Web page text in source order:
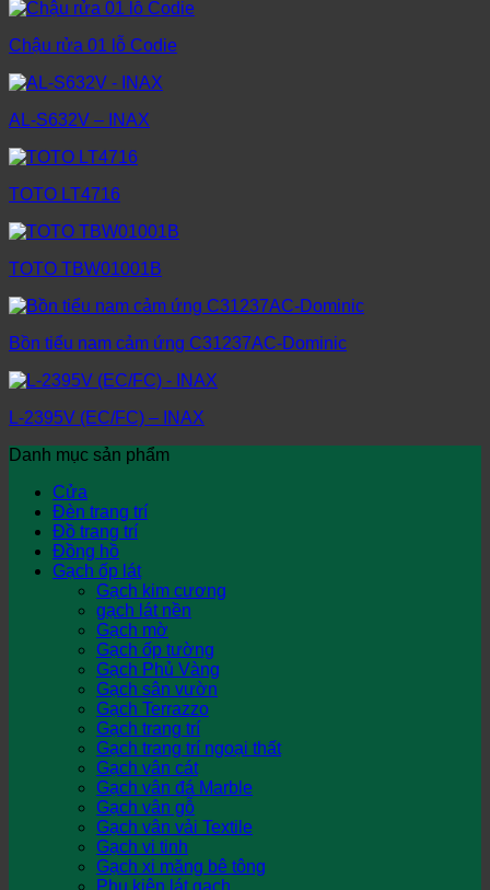
Chậu rửa 01 lỗ Codie
AL-S632V – INAX
TOTO LT4716
TOTO TBW01001B
Bồn tiểu nam cảm ứng C31237AC-Dominic
L-2395V (EC/FC) – INAX
Danh mục sản phẩm
Cửa
Đèn trang trí
Đồ trang trí
Đồng hồ
Gạch ốp lát
Gạch kim cương
gạch lát nền
Gạch mờ
Gạch ốp tường
Gạch Phủ Vàng
Gạch sân vườn
Gạch Terrazzo
Gạch trang trí
Gạch trang trí ngoại thất
Gạch vân cát
Gạch vân đá Marble
Gạch vân gỗ
Gạch vân vải Textile
Gạch vi tinh
Gạch xi măng bê tông